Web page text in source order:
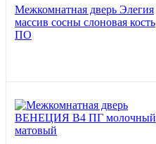
Межкомнатная дверь Элегия
массив сосны слоновая кость
ПО